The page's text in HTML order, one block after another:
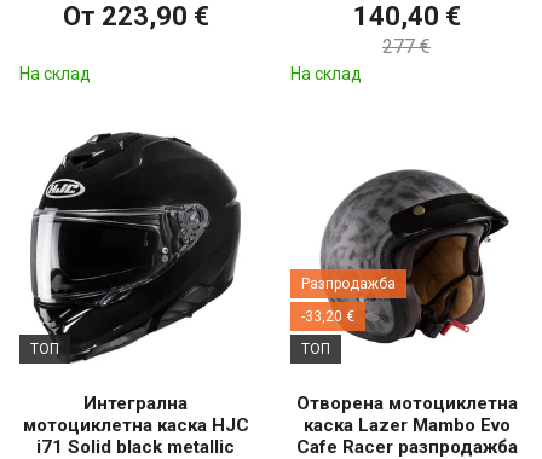
От 223,90 €
На склад
140,40 €
277 €
На склад
ТОП
Интегрална
мотоциклетна каска HJC
i71 Solid black metallic
Разпродажба
-33,20 €
ТОП
Отворена мотоциклетна
каска Lazer Mambo Evo
Cafe Racer разпродажба